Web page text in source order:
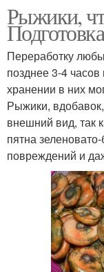
Рыжики,
Переработку
позднее 3-4
хранении в них
Рыжики,
внешний вид, так
пятна
повреждений и